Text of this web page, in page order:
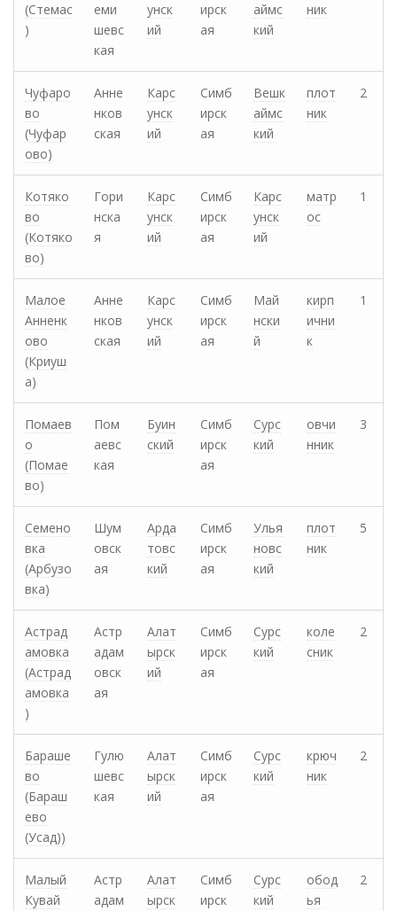
(Стемас
)
еми
шевс
кая
унск
ий
ирск
ая
аймс
кий
ник
Чуфаро
во
(Чуфар
ово)
Анне
нков
ская
Карс
унск
ий
Симб
ирск
ая
Вешк
аймс
кий
плот
ник
2
Котяко
во
(Котяко
во)
Гори
нска
я
Карс
унск
ий
Симб
ирск
ая
Карс
унск
ий
матр
ос
1
Малое
Анненк
ово
(Криуш
а)
Анне
нков
ская
Карс
унск
ий
Симб
ирск
ая
Май
нски
й
кирп
ични
к
1
Помаев
о
(Помае
во)
Пом
аевс
кая
Буин
ский
Симб
ирск
ая
Сурс
кий
овчи
нник
3
Семено
вка
(Арбузо
вка)
Шум
овск
ая
Арда
товс
кий
Симб
ирск
ая
Улья
новс
кий
плот
ник
5
Астрад
амовка
(Астрад
амовка
)
Астр
адам
овск
ая
Алат
ырск
ий
Симб
ирск
ая
Сурс
кий
коле
сник
2
Бараше
во
(Бараш
ево
(Усад))
Гулю
шевс
кая
Алат
ырск
ий
Симб
ирск
ая
Сурс
кий
крюч
ник
2
Малый
Кувай
Астр
адам
Алат
ырск
Симб
ирск
Сурс
кий
обод
ья
2